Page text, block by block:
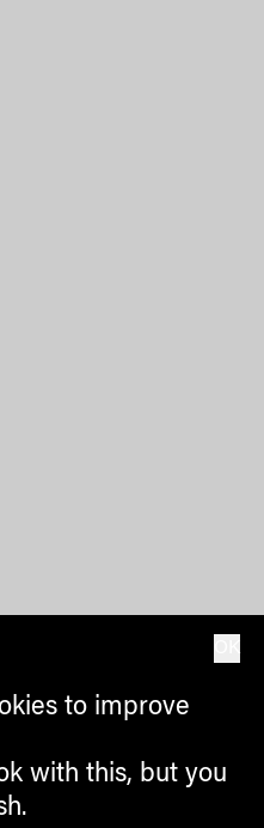
to improve
with this, but you